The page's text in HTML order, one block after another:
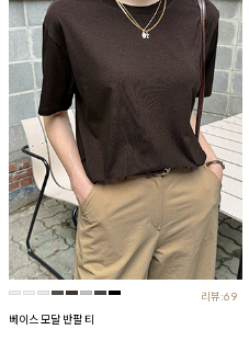
리뷰:69
베이스 모달 반팔 티